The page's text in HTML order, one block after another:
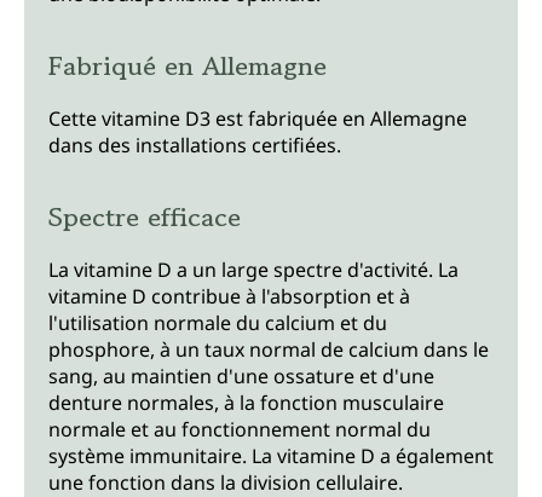
Fabriqué en Allemagne
Cette vitamine D3 est fabriquée en Allemagne
dans des installations certifiées.
Spectre efficace
La vitamine D a un large spectre d'activité. La
vitamine D contribue à l'absorption et à
l'utilisation normale du calcium et du
phosphore, à un taux normal de calcium dans le
sang, au maintien d'une ossature et d'une
denture normales, à la fonction musculaire
normale et au fonctionnement normal du
système immunitaire. La vitamine D a également
une fonction dans la division cellulaire.